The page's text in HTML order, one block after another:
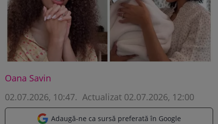
Oana Savin
02.07.2026, 10:47. Actualizat 02.07.2026, 12:00
Adaugă-ne ca sursă preferată în Google